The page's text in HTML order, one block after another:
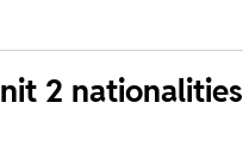
2 nationalities